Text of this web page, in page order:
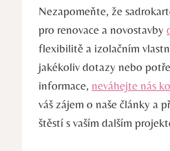
Nezapomeňte, že
pro renovace a novostavby
flexibilitě a izolačním
jakékoliv dotazy nebo
informace, neváhejte nás
váš zájem o naše články a
štěstí s vaším dalším